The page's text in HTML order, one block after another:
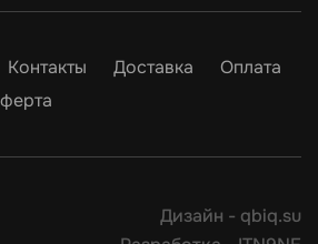
Контакты Доставка
Оплата
Дизайн - qbiq.su